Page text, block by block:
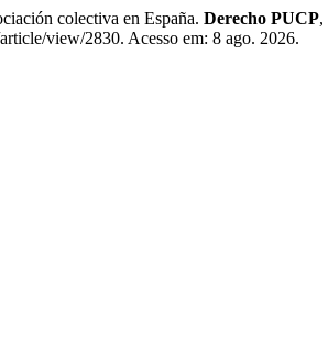
colectiva en España. Derecho PUCP,
view/2830. Acesso em: 8 ago. 2026.